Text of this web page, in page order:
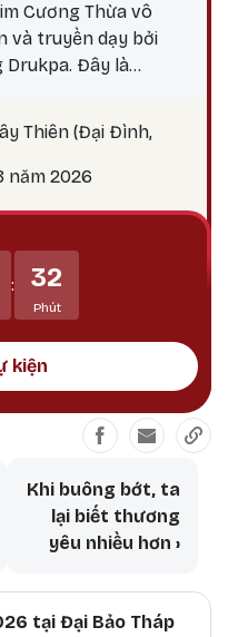
Cương Thừa vô
và truyền dạy bởi
Drukpa. Đây là
Tích lũy công đức,
thực hành vào
Thừa, ngày 25 là
Thiên (Đại Đình,
năm 2026
: 32
Phút
kiện
for Mỉm cười
Khi buông bớt, ta
lại biết thương
yêu nhiều hơn›
tại Đại Bảo Tháp